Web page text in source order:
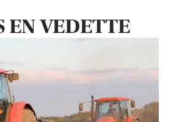
EN VEDETTE